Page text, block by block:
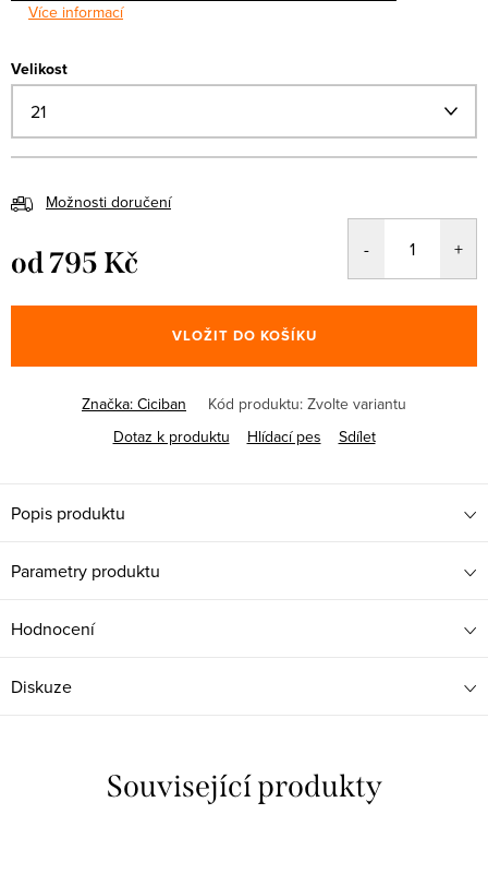
Více informací
Velikost
Možnosti doručení
od795 Kč
cena:
VLOŽIT DO KOŠÍKU
Značka: Ciciban Kód produktu: Zvolte variantu
Dotaz k produktu
Hlídací pes Sdílet
Popis produktu
Parametry produktu
Hodnocení
Diskuze
Související produkty